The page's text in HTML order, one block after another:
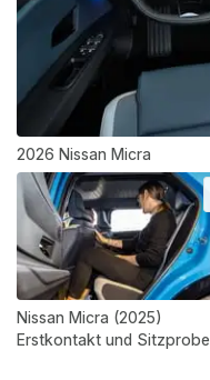
2026 Nissan Micra
Nissan Micra (2025)
Erstkontakt und Sitzprobe